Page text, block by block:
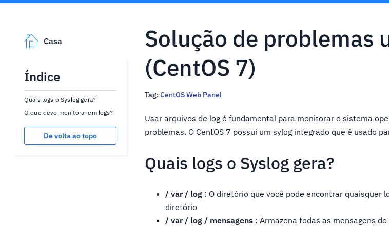
Casa
Índice
Quais logs o Syslog gera?
O que devo monitorar em logs?
De volta ao topo
Solução de problemas
(CentOS 7)
Tag: CentOS Web Panel
Usar arquivos de log é fundamental para monitorar o sistema
problemas. O CentOS 7 possui um sylog integrado que é usado
Quais logs o Syslog gera?
/ var / log : O diretório que você pode encontrar quaisquer
diretório
/ var / log / mensagens : Armazena todas as mensagens